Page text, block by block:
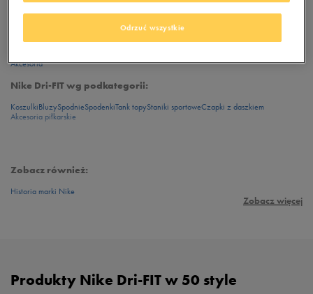
Zobacz więcej
Nike Dri-FIT wg kategorii:
Akcesoria
Nike Dri-FIT wg podkategorii:
KoszulkiBluzySpodnieSpodenkiTank topyStaniki sportoweCzapki z daszkiem
Akcesoria piłkarskie
Zobacz również:
Historia marki Nike
Produkty Nike Dri-FIT w 50 style
Odrzuć wszystkie